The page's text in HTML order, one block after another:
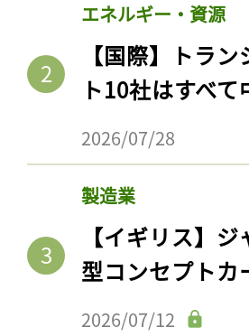
エネルギー・資源
【国際】トラ
ト10社はすべ
2026/07/28
製造業
【イギリス】
型コンセプトカ
2026/07/12